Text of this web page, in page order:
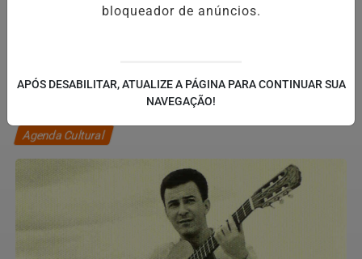
Agenda Cultural
bloqueador de anúncios.
APÓS DESABILITAR, ATUALIZE A PÁGINA PARA CONTINUAR SUA
NAVEGAÇÃO!